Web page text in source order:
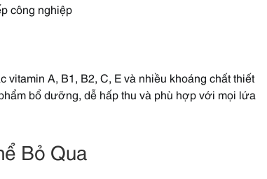
công nghiệp
A, B1, B2, C, E và nhiều khoáng chất thiết
bổ dưỡng, dễ hấp thu và phù hợp với mọi lứa
Bỏ Qua